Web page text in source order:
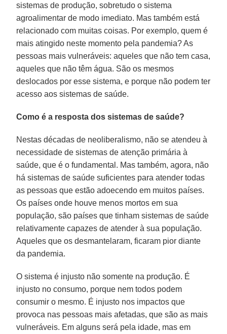
sistemas de produção, sobretudo o sistema
agroalimentar de modo imediato. Mas também está
relacionado com muitas coisas. Por exemplo, quem é
mais atingido neste momento pela pandemia? As
pessoas mais vulneráveis: aqueles que não tem casa,
aqueles que não têm água. São os mesmos
deslocados por esse sistema, e porque não podem ter
acesso aos sistemas de saúde.
Como é a resposta dos sistemas de saúde?
Nestas décadas de neoliberalismo, não se atendeu à
necessidade de sistemas de atenção primária à
saúde, que é o fundamental. Mas também, agora, não
há sistemas de saúde suficientes para atender todas
as pessoas que estão adoecendo em muitos países.
Os países onde houve menos mortos em sua
população, são países que tinham sistemas de saúde
relativamente capazes de atender à sua população.
Aqueles que os desmantelaram, ficaram pior diante
da pandemia.
O sistema é injusto não somente na produção. É
injusto no consumo, porque nem todos podem
consumir o mesmo. É injusto nos impactos que
provoca nas pessoas mais afetadas, que são as mais
vulneráveis. Em alguns será pela idade, mas em